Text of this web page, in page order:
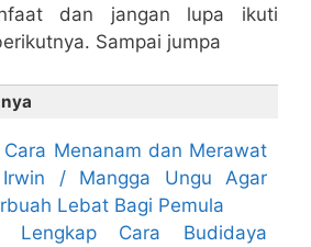
dan jangan lupa ikuti
Sampai jumpa
Cara Menanam dan Merawat
Irwin / Mangga Ungu Agar
Lebat Bagi Pemula
Lengkap Cara Budidaya